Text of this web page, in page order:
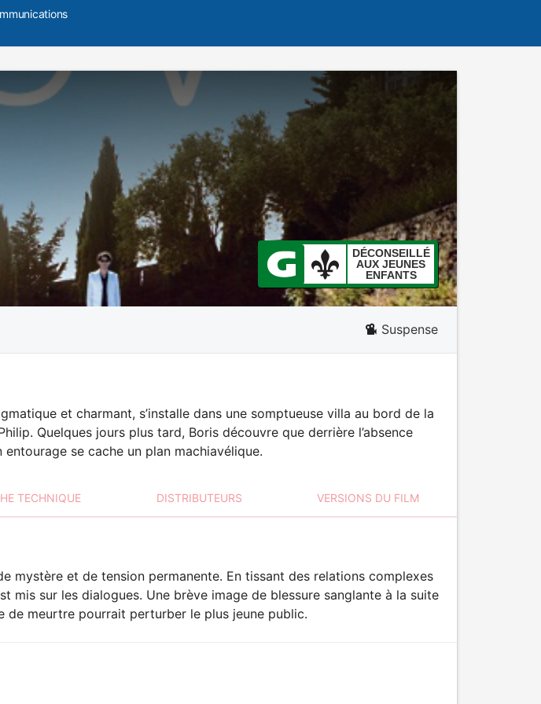
DÉCONSEILLÉ
AUX JEUNES
ENFANTS
Suspense
et charmant, s’installe dans une somptueuse villa au bord de la
Quelques jours plus tard, Boris découvre que derrière l’absence
se cache un plan machiavélique.
TECHNIQUE DISTRIBUTEURS VERSIONS DU FILM
mystère et de tension permanente. En tissant des relations complexes
mis sur les dialogues. Une brève image de blessure sanglante à la suite
de meurtre pourrait perturber le plus jeune public.